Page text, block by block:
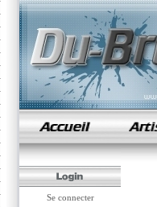
samples de
Se connecter